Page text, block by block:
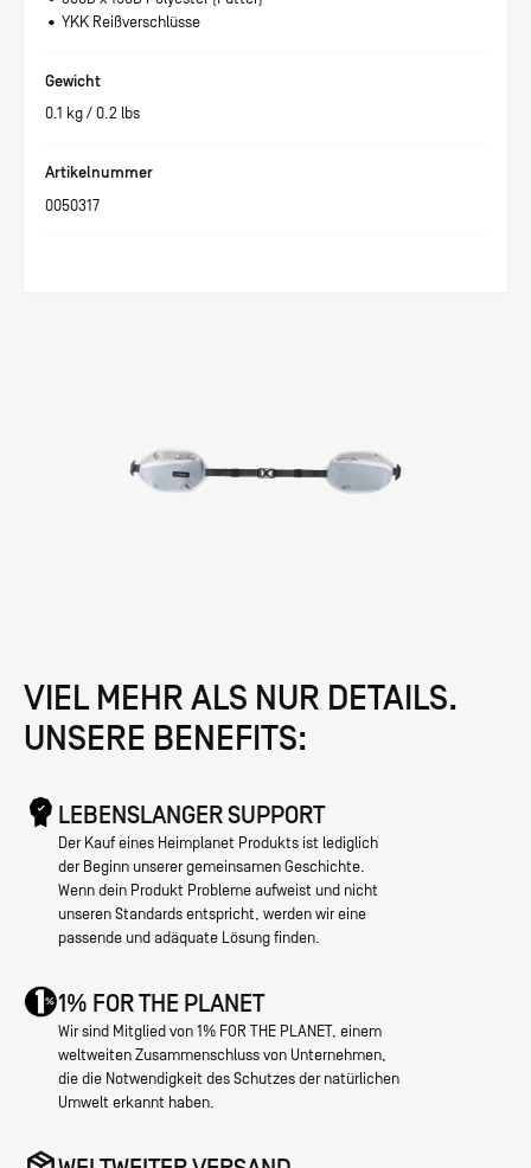
• YKK Reißverschlüsse
Gewicht
0.1 kg /0.2 lbs
Artikelnummer
0050317
VIEL MEHR ALS NUR DETAILS.
UNSERE BENEFITS:
LEBENSLANGER SUPPORT
Der Kauf eines Heimplanet Produkts ist lediglich
der Beginn unserer gemeinsamen Geschichte.
Wenn dein Produkt Probleme aufweist und nicht
unseren Standards entspricht, werden wir eine
passende und adäquate Lösung finden.
1% FOR THE PLANET
Wir sind Mitglied von 1% FOR THE PLANET, einem
weltweiten Zusammenschluss von Unternehmen,
die die Notwendigkeit des Schutzes der natürlichen
Umwelt erkannt haben.